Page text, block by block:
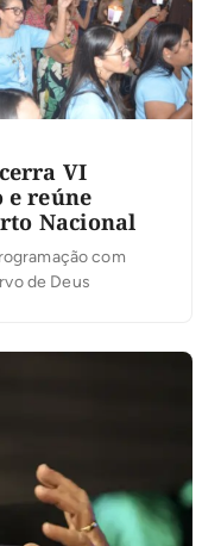
VI
e reúne
Nacional
com
de Deus